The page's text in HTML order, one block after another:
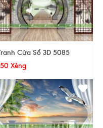
Cửa Sổ 3D 5085
Xèng